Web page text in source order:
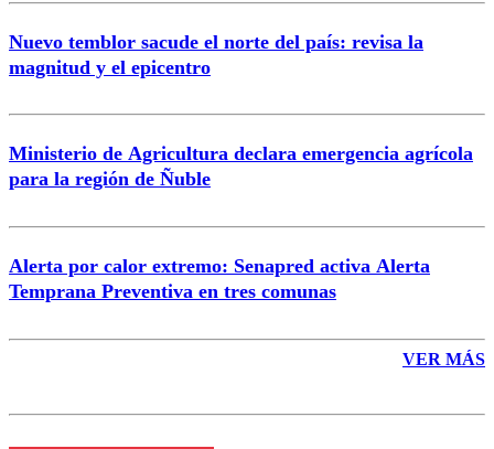
Nuevo temblor sacude el norte del país: revisa la
magnitud y el epicentro
Ministerio de Agricultura declara emergencia agrícola
para la región de Ñuble
Alerta por calor extremo: Senapred activa Alerta
Temprana Preventiva en tres comunas
VER MÁS